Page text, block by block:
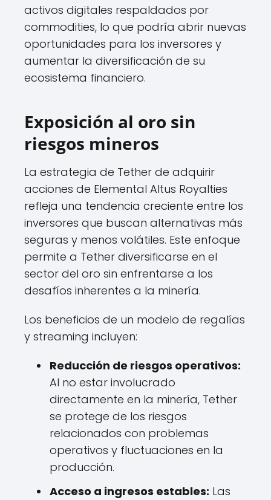
activos digitales respaldados por
commodities, lo que podría abrir nuevas
oportunidades para los inversores y
aumentar la diversificación de su
ecosistema financiero.
Exposición al oro sin
riesgos mineros
La estrategia de Tether de adquirir
acciones de Elemental Altus Royalties
refleja una tendencia creciente entre los
inversores que buscan alternativas más
seguras y menos volátiles. Este enfoque
permite a Tether diversificarse en el
sector del oro sin enfrentarse a los
desafíos inherentes a la minería.
Los beneficios de un modelo de regalías
y streaming incluyen:
Reducción de riesgos operativos:
Al no estar involucrado
directamente en la minería, Tether
se protege de los riesgos
relacionados con problemas
operativos y fluctuaciones en la
producción.
Acceso a ingresos estables: Las